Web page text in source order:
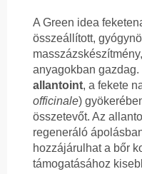
A Green idea
összeállított,
anyagokban
allantoint, a fekete
officinale)
összetevőt. Az
regeneráló
hozzájárulhat a bőr
támogatásához